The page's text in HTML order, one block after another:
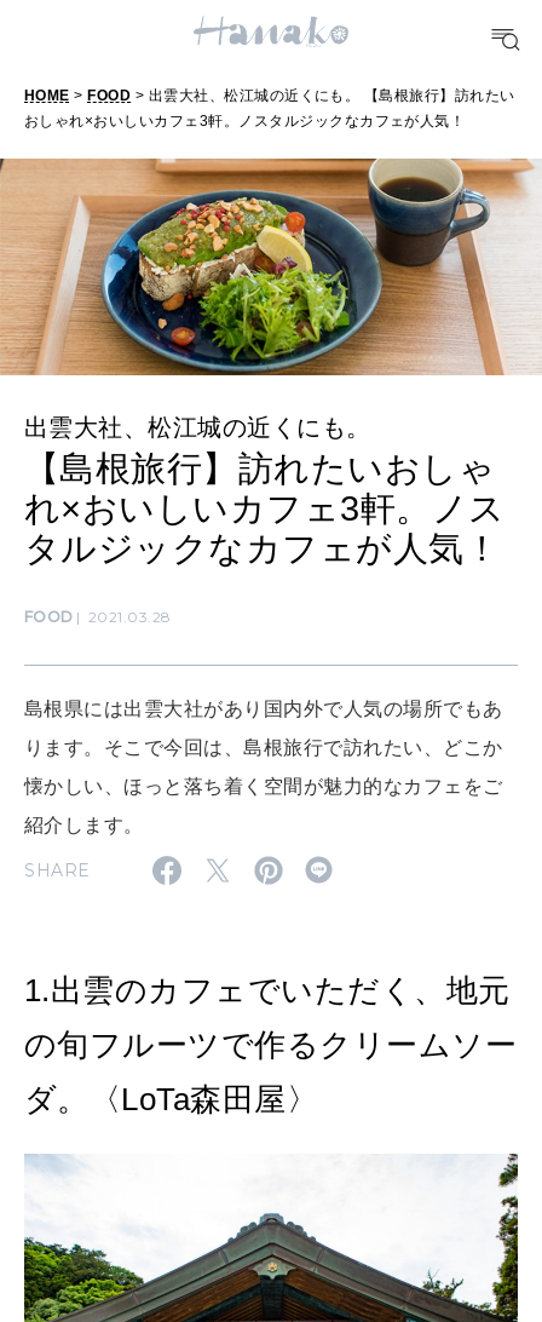
どこ行く？
FORTUNE
明日のわたし
[12星座別] Weekly Holoscope
[12星座別] Monthly Love Holoscope
算命学がわかる今月のあなた
HEALTH
自分にやさしく
LEARN
知る、考える
MAMA
わたしができること
CULTURE
MAGAZINE
2026年7月号「鎌倉 ローカルが 教えてくれた 本当の歩き方。」
2026年6月号「大銀座 トレンドが生まれる 新しい一流店へ。」
MAGAZINE
HOME > FOOD > 出雲大社、松江城の近くにも。 【島根旅行】訪れたい
おしゃれ×おいしいカフェ3軒。ノスタルジックなカフェが人気！
出雲大社、松江城の近くにも。
【島根旅行】訪れたいおしゃ
れ×おいしいカフェ3軒。ノス
タルジックなカフェが人気！
FOOD 2021.03.28
島根県には出雲大社があり国内外で人気の場所でもあ
ります。そこで今回は、島根旅行で訪れたい、どこか
懐かしい、ほっと落ち着く空間が魅力的なカフェをご
紹介します。
SHARE
1.出雲のカフェでいただく、地元
の旬フルーツで作るクリームソー
ダ。〈LoTa森田屋〉